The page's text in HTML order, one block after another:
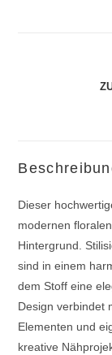
Dieser
modernen
Hintergrund.
sind in einem
dem Stoff eine
Design verbindet
Elementen und
kreative